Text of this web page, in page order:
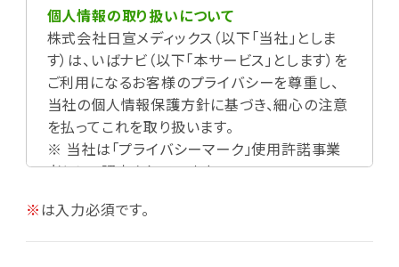
個人情報の取り扱いについて
株式会社日宣メディックス（以下「当社」としま
す）は、いばナビ（以下「本サービス」とします）を
ご利用になるお客様のプライバシーを尊重し、
当社の個人情報保護方針に基づき、細心の注意
を払ってこれを取り扱います。
※ 当社は「プライバシーマーク」使用許諾事業
者として認定されています。
※は入力必須です。